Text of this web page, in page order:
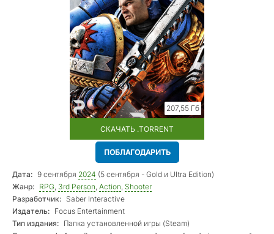
207,55 Гб
СКАЧАТЬ .TORRENT
ПОБЛАГОДАРИТЬ
Дата: 9 сентября 2024 (5 сентября - Gold и Ultra Edition)
Жанр: RPG, 3rd Person, Action, Shooter
Разработчик: Saber Interactive
Издатель: Focus Entertainment
Тип издания: Папка установленной игры (Steam)